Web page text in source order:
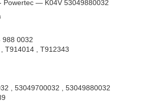
Powertec ― K04V 53049880032
988 0032
T914014 , T912343
, 53049700032 , 53049880032